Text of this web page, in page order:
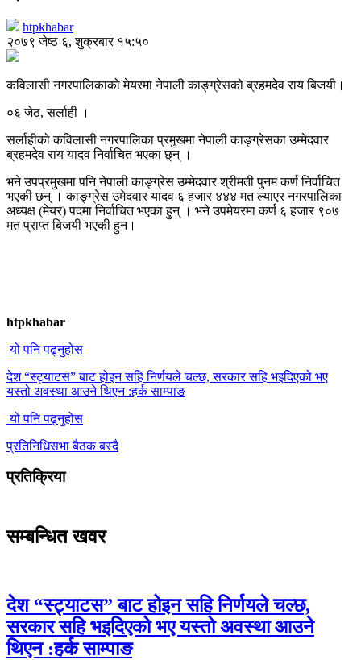
htpkhabar
२०७९ जेष्ठ ६, शुक्रबार १५:५०
कविलासी नगरपालिकाको मेयरमा नेपाली काङ्ग्रेसको ब्रहमदेव राय बिजयी।
०६ जेठ, सर्लाही ।
सर्लाहीको कविलासी नगरपालिका प्रमुखमा नेपाली काङ्ग्रेसका उम्मेदवार
ब्रहमदेव राय यादव निर्वाचित भएका छ्न् ।
भने उपप्रमुखमा पनि नेपाली काङ्ग्रेस उम्मेदवार श्रीमती पुनम कर्ण निर्वाचित
भएकी छन् । काङ्ग्रेस उमेदवार यादव ६ हजार ४४४ मत ल्याएर नगरपालिका
अध्यक्ष (मेयर) पदमा निर्वाचित भएका हुन् । भने उपमेयरमा कर्ण ६ हजार ९०७
मत प्राप्त बिजयी भएकी हुन।
htpkhabar
यो पनि पढ्नुहोस
देश “स्ट्याटस” बाट होइन सहि निर्णयले चल्छ, सरकार सहि भइदिएको भए
यस्तो अवस्था आउने थिएन :हर्क साम्पाङ
यो पनि पढ्नुहोस
प्रतिनिधिसभा बैठक बस्दै
प्रतिक्रिया
सम्बन्धित खवर
देश “स्ट्याटस” बाट होइन सहि निर्णयले चल्छ,
सरकार सहि भइदिएको भए यस्तो अवस्था आउने
थिएन :हर्क साम्पाङ